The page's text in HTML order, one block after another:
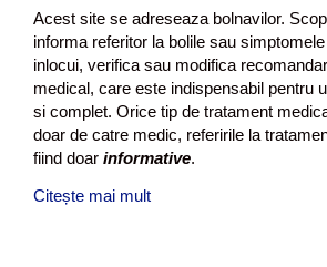
Acest site se adreseaza bolnavilor.
informa referitor la bolile sau
inlocui, verifica sau modifica
medical, care este indispensabil pentru
si complet. Orice tip de tratament
doar de catre medic, referirile la
fiind doar informative.
Citește mai mult